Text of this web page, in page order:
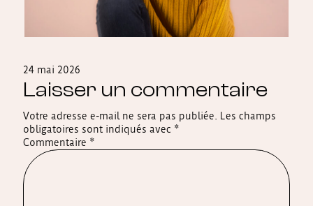
24 mai 2026
Laisser un commentaire
Votre adresse e-mail ne sera pas publiée.
Les champs
obligatoires sont indiqués avec *
Commentaire *